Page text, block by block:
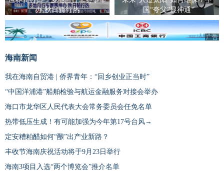
办 秋日骑行热
国“夸父”显神通
广告
海南新闻
我在海南自贸港 | 侨界青年：“回乡创业正当时”
“中国洋浦港”船舶检验与航运金融服务对接会举办
海口市龙华区人民代表大会常务委员会任免名单
热带低压生成！有可能加强为今年第17号台风→
定安糟粕醋如何“酿”出产业新路？
丰收节海南庆祝活动将于9月23日举行
海南3项目入选“两个博览会”推介名单